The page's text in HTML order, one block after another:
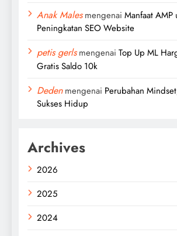
Anak Malesmengenai Manfaat AMP
Peningkatan SEO Website
petis gerlsmengenai Top Up ML
Gratis Saldo 10k
Dedenmengenai Perubahan
Sukses Hidup
Archives
2026
2025
2024